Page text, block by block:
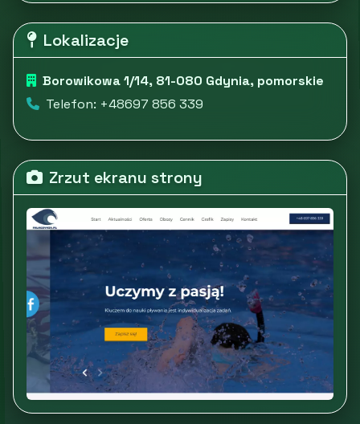
Lokalizacje
Borowikowa 1/14, 81-080 Gdynia, pomorskie
Telefon: +48697 856 339
Zrzut ekranu strony